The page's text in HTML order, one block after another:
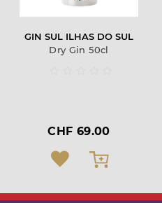
GIN SUL ILHAS DO SUL
Dry Gin 50cl
CHF 69.00